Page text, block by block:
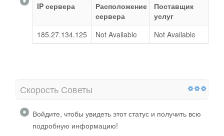
IP сервера
Расположение
сервера
Поставщик
услуг
185.27.134.125
Not Available Not Available
Скорость Советы
Войдите, чтобы увидеть этот статус и получить всю
подробную информацию!